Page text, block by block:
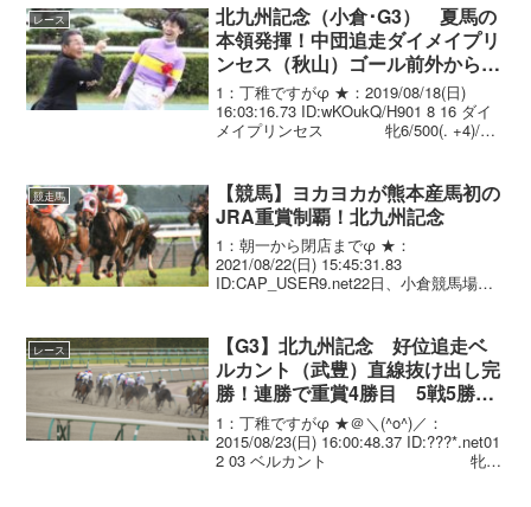
レース
北九州記念（小倉･G3） 夏馬の
本領発揮！中団追走ダイメイプリ
ンセス（秋山）ゴール前外から差
し切り重賞2勝目！
1：丁稚ですがφ ★：2019/08/18(日)
16:03:16.73 ID:wKOukQ/H901 8 16 ダイ
メイプリンセス 牝6/500(. +4)/
競走馬
【競馬】ヨカヨカが熊本産馬初の
JRA重賞制覇！北九州記念
1：朝一から閉店までφ ★：
2021/08/22(日) 15:45:31.83
ID:CAP_USER9.net22日、小倉競馬場で
英明騎手騎乗の5番人気ヨカ...
レース
【G3】北九州記念 好位追走ベ
ルカント（武豊）直線抜け出し完
勝！連勝で重賞4勝目 5戦5勝ビ
ッグアーサー初敗戦2着
1：丁稚ですがφ ★＠＼(^o^)／：
2015/08/23(日) 16:00:48.37 ID:???*.net01
2 03 ベルカント 牝4